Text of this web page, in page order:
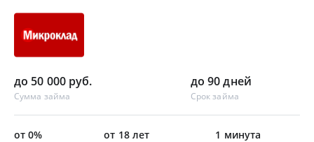
до 50 000 руб.
Сумма займа
до 90 дней
Срок займа
от 0% от 18 лет 1 минута